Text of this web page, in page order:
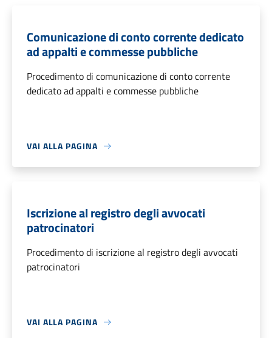
Comunicazione di conto corrente dedicato
ad appalti e commesse pubbliche
Procedimento di comunicazione di conto corrente
dedicato ad appalti e commesse pubbliche
VAI ALLA PAGINA
Iscrizione al registro degli avvocati
patrocinatori
Procedimento di iscrizione al registro degli avvocati
patrocinatori
VAI ALLA PAGINA